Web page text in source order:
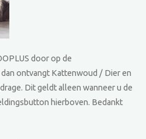
door op de
ontvangt Kattenwoud / Dier en
Dit geldt alleen wanneer u de
hierboven. Bedankt